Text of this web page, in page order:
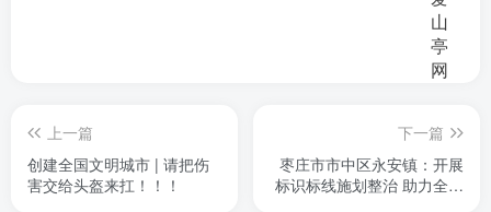
上一篇
创建全国文明城市 | 请把伤
害交给头盔来扛！！！
下一篇
枣庄市市中区永安镇：开展
标识标线施划整治 助力全域